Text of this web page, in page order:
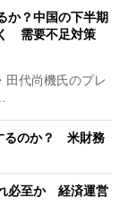
か？中国の下半期
需要不足対策
代尚機氏のプレ
るのか？ 米財務
必至か 経済運営